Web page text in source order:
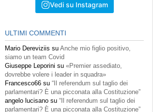
Vedi su Instagram
ULTIMI COMMENTI
Mario Dereviziis su Anche mio figlio positivo,
siamo un team Covid
Giuseppe Leporini su «Premier assediato,
dovrebbe volere i leader in squadra»
Francesco66 su “Il referendum sul taglio dei
parlamentari? È una picconata alla Costituzione”
angelo lucisano su “Il referendum sul taglio dei
parlamentari? È una picconata alla Costituzione”